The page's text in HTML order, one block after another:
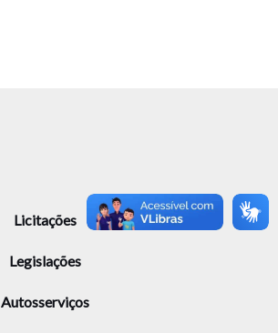
Licitações
Legislações
Autosserviços